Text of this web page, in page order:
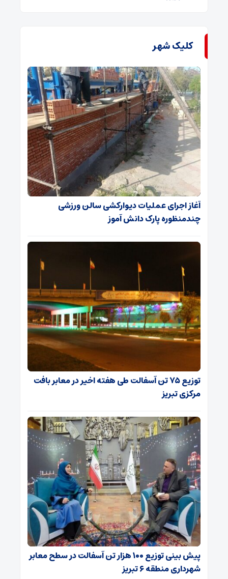
کلیک شهر
آغاز اجرای عملیات دیوارکشی سالن ورزشی
چندمنظوره پارک دانش آموز
توزیع ۷۵ تن آسفالت طی هفته اخیر در معابر بافت
مرکزی تبریز
پیش بینی توزیع ۱۰۰ هزار تن آسفالت در سطح معابر
شهرداری منطقه ۶ تبریز